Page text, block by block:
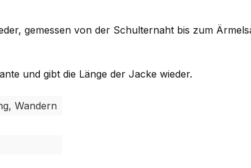
gemessen von der Schulternaht bis zum
und gibt die Länge der Jacke wieder.
Wandern